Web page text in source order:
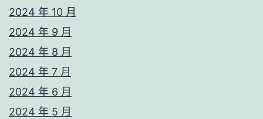
2024 年 10 月
2024 年 9 月
2024 年 8 月
2024 年 7 月
2024 年 6 月
2024 年 5 月